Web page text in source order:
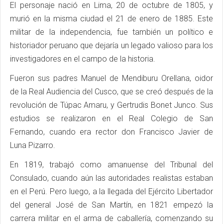
El personaje nació en Lima, 20 de octubre de 1805, y
murió en la misma ciudad el 21 de enero de 1885. Este
militar de la independencia, fue también un político e
historiador peruano que dejaría un legado valioso para los
investigadores en el campo de la historia.
Fueron sus padres Manuel de Mendiburu Orellana, oidor
de la Real Audiencia del Cusco, que se creó después de la
revolución de Túpac Amaru, y Gertrudis Bonet Junco. Sus
estudios se realizaron en el Real Colegio de San
Fernando, cuando era rector don Francisco Javier de
Luna Pizarro.
En 1819, trabajó como amanuense del Tribunal del
Consulado, cuando aún las autoridades realistas estaban
en el Perú. Pero luego, a la llegada del Ejército Libertador
del general José de San Martín, en 1821 empezó la
carrera militar en el arma de caballería, comenzando su